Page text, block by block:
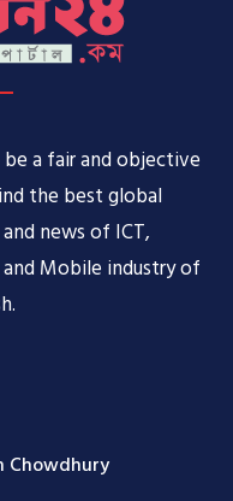
a fair and objective
the best global
news of ICT,
Mobile industry of
Chowdhury